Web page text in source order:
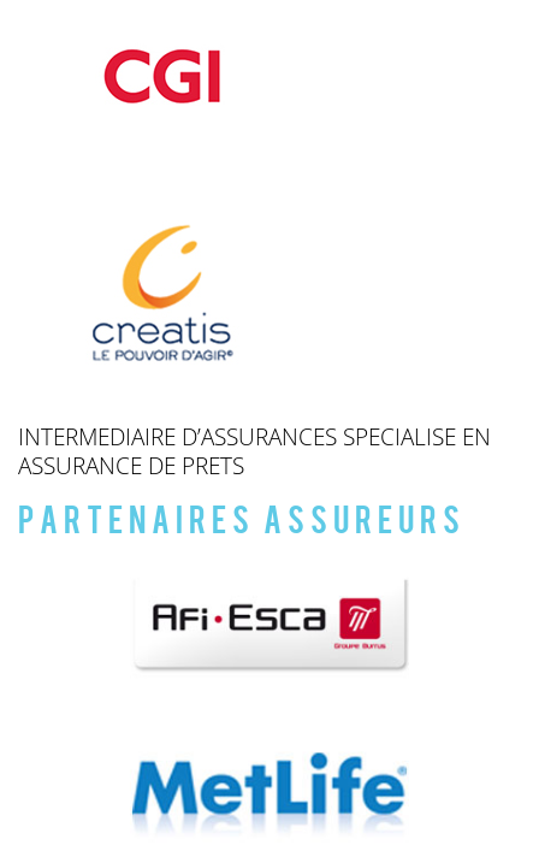
INTERMEDIAIRE D’ASSURANCES SPECIALISE EN
ASSURANCE DE PRETS
Partenaires assureurs